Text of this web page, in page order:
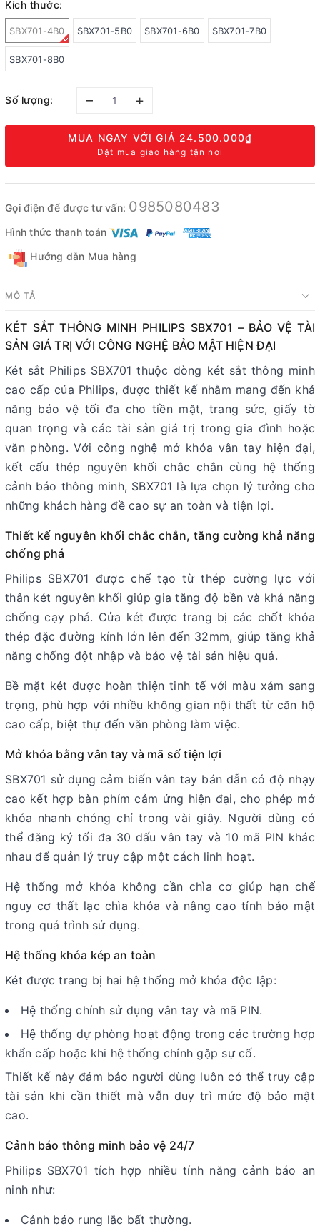
Kích thước:
SBX701-4B0 SBX701-5B0 SBX701-6B0 SBX701-7B0
SBX701-8B0
Số lượng: – +
MUA NGAY VỚI GIÁ 24.500.000₫
Đặt mua giao hàng tận nơi
Gọi điện để được tư vấn: 0985080483
Hình thức thanh toán
Hướng dẫn Mua hàng
MÔ TẢ
KÉT SẮT THÔNG MINH PHILIPS SBX701 – BẢO VỆ TÀI
SẢN GIÁ TRỊ VỚI CÔNG NGHỆ BẢO MẬT HIỆN ĐẠI
Két sắt Philips SBX701 thuộc dòng két sắt thông minh
cao cấp của Philips, được thiết kế nhằm mang đến khả
năng bảo vệ tối đa cho tiền mặt, trang sức, giấy tờ
quan trọng và các tài sản giá trị trong gia đình hoặc
văn phòng. Với công nghệ mở khóa vân tay hiện đại,
kết cấu thép nguyên khối chắc chắn cùng hệ thống
cảnh báo thông minh, SBX701 là lựa chọn lý tưởng cho
những khách hàng đề cao sự an toàn và tiện lợi.
Thiết kế nguyên khối chắc chắn, tăng cường khả năng
chống phá
Philips SBX701 được chế tạo từ thép cường lực với
thân két nguyên khối giúp gia tăng độ bền và khả năng
chống cạy phá. Cửa két được trang bị các chốt khóa
thép đặc đường kính lớn lên đến 32mm, giúp tăng khả
năng chống đột nhập và bảo vệ tài sản hiệu quả.
Bề mặt két được hoàn thiện tinh tế với màu xám sang
trọng, phù hợp với nhiều không gian nội thất từ căn hộ
cao cấp, biệt thự đến văn phòng làm việc.
Mở khóa bằng vân tay và mã số tiện lợi
SBX701 sử dụng cảm biến vân tay bán dẫn có độ nhạy
cao kết hợp bàn phím cảm ứng hiện đại, cho phép mở
khóa nhanh chóng chỉ trong vài giây. Người dùng có
thể đăng ký tối đa 30 dấu vân tay và 10 mã PIN khác
nhau để quản lý truy cập một cách linh hoạt.
Hệ thống mở khóa không cần chìa cơ giúp hạn chế
nguy cơ thất lạc chìa khóa và nâng cao tính bảo mật
trong quá trình sử dụng.
Hệ thống khóa kép an toàn
Két được trang bị hai hệ thống mở khóa độc lập:
Hệ thống chính sử dụng vân tay và mã PIN.
Hệ thống dự phòng hoạt động trong các trường hợp
khẩn cấp hoặc khi hệ thống chính gặp sự cố.
Thiết kế này đảm bảo người dùng luôn có thể truy cập
tài sản khi cần thiết mà vẫn duy trì mức độ bảo mật
cao.
Cảnh báo thông minh bảo vệ 24/7
Philips SBX701 tích hợp nhiều tính năng cảnh báo an
ninh như:
Cảnh báo rung lắc bất thường.